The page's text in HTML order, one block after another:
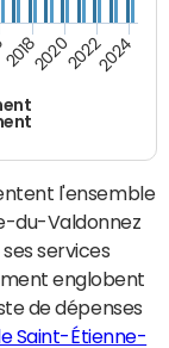
2018202020222024
l'ensemble
du-Valdonnez
services
englobent
de dépenses
Saint-Étienne-